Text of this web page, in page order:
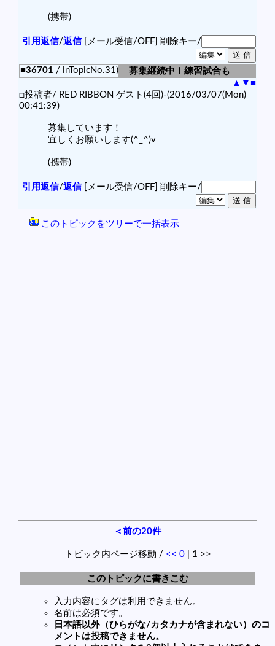
(携帯)
引用返信/返信[メール受信/OFF] 削除キー/
■36701 / inTopicNo.31)
募集継続中！練習試合も
▲ ▼ ■
□投稿者/ RED RIBBON ゲスト(4回)-(2016/03/07(Mon)
00:41:39)
募集しています！
宜しくお願いします(^_^)v
(携帯)
引用返信/返信[メール受信/OFF] 削除キー/
このトピックをツリーで一括表示
＜前の20件
トピック内ページ移動 / << 0| 1 >>
このトピックに書きこむ
入力内容にタグは利用できません。
名前は必須です。
日本語以外（ひらがな/カタカナが含まれない）のコ
メントは投稿できません。